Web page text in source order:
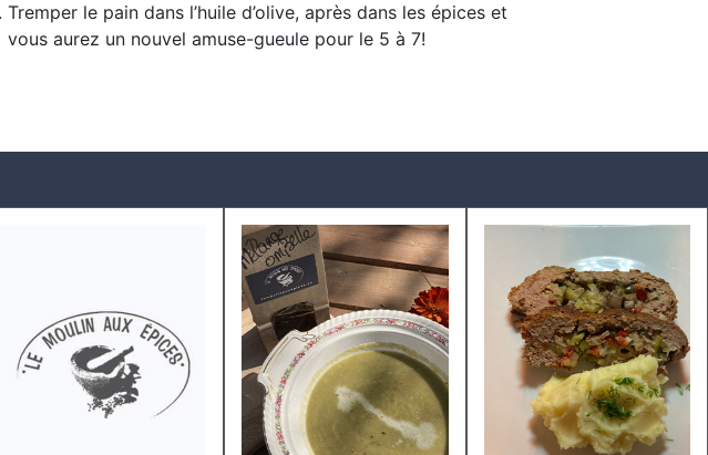
Tremper le pain dans l’huile d’olive, après dans les épices et
vous aurez un nouvel amuse-gueule pour le 5 à 7!